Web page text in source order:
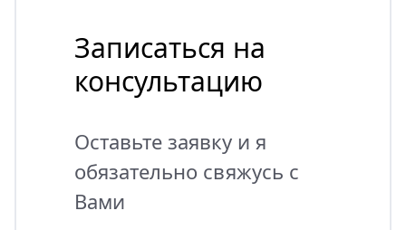
Записаться на
консультацию
Оставьте заявку и я
обязательно свяжусь с
Вами